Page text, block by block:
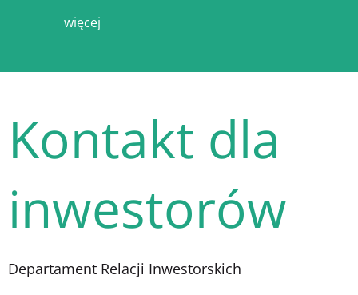
więcej
Kontakt dla
inwestorów
Departament Relacji Inwestorskich